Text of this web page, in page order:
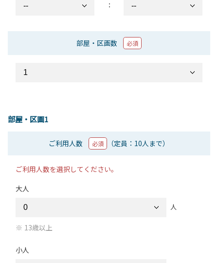
：
部屋・区画数 必須
部屋・区画1
ご利用人数 必須 （定員：10人まで）
ご利用人数を選択してください。
大人
人
13歳以上
小人